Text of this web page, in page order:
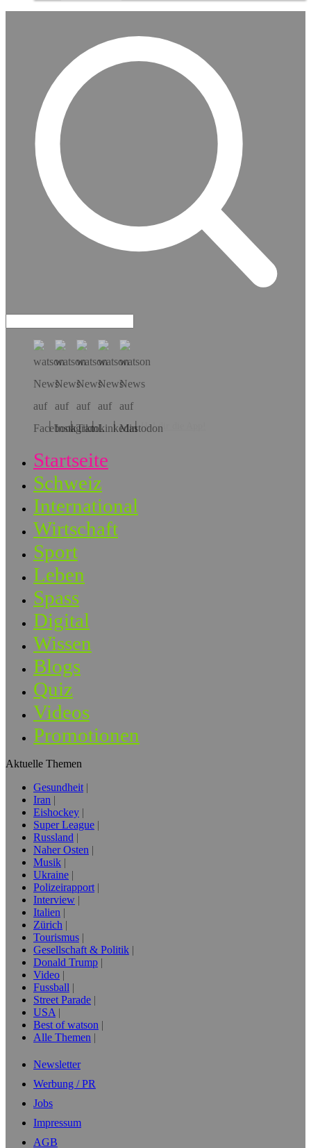
Hol dir die App!
Startseite
Schweiz
International
Wirtschaft
Sport
Leben
Spass
Digital
Wissen
Blogs
Quiz
Videos
Promotionen
Aktuelle Themen
Gesundheit
Iran
Eishockey
Super League
Russland
Naher Osten
Musik
Ukraine
Polizeirapport
Interview
Italien
Zürich
Tourismus
Gesellschaft & Politik
Donald Trump
Video
Fussball
Street Parade
USA
Best of watson
Alle Themen
Newsletter
Werbung / PR
Jobs
Impressum
AGB